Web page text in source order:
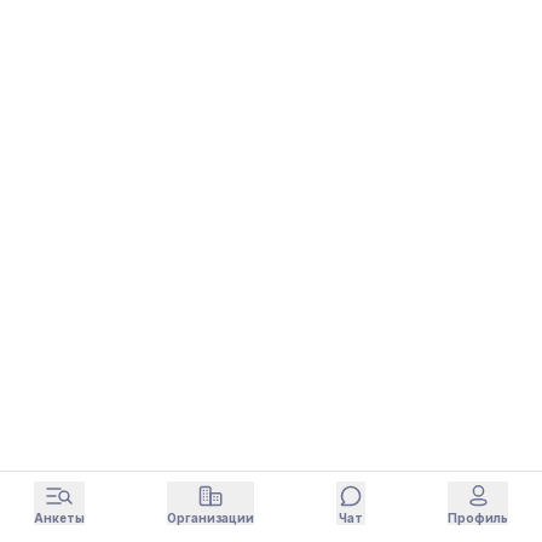
Анкеты Организации Чат Профиль